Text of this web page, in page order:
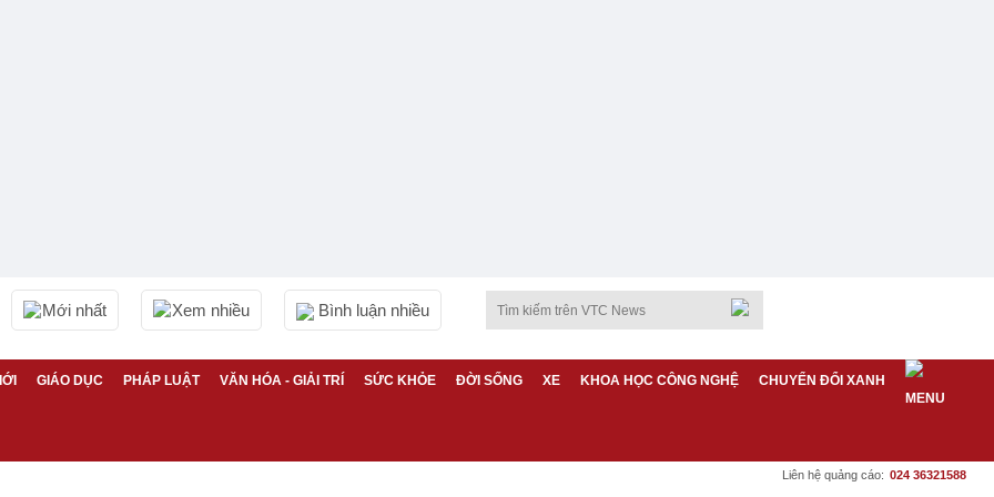
Mới nhất Xem nhiều Bình luận nhiều
GIÁO DỤC PHÁP LUẬT VĂN HÓA - GIẢI TRÍ SỨC KHỎE ĐỜI SỐNG XE KHOA HỌC CÔNG NGHỆ CHUYỂN ĐỔI XANH
Liên hệ quảng cáo: 024 36321588